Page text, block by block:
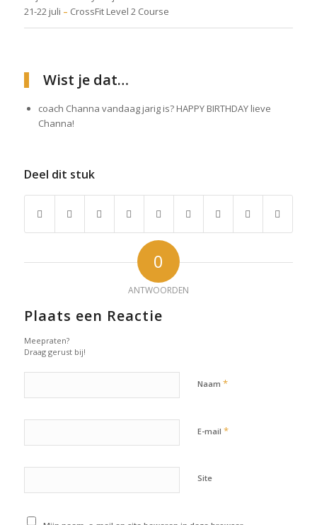
21-22 juli – CrossFit Level 2 Course
Wist je dat…
coach Channa vandaag jarig is? HAPPY BIRTHDAY lieve
Channa!
Deel dit stuk
0
ANTWOORDEN
Plaats een Reactie
Meepraten?
Draag gerust bij!
Naam *
E-mail *
Site